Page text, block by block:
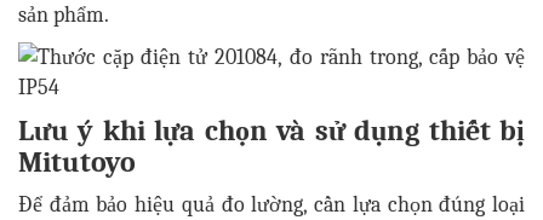
sản phẩm.
Lưu ý khi lựa chọn và sử dụng thiết bị
Mitutoyo
Để đảm bảo hiệu quả đo lường, cần lựa chọn đúng loại